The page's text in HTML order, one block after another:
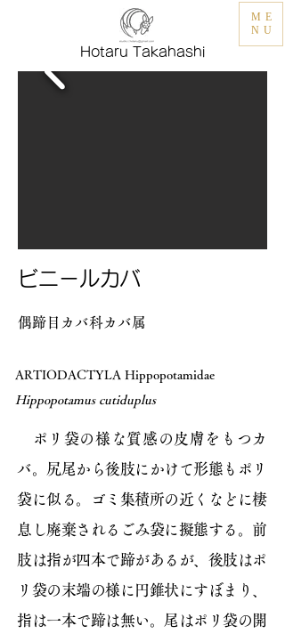
Hotaru Takahashi
ME
NU
ビニールカバ
偶蹄目カバ科カバ属
ARTIODACTYLA Hippopotamidae
Hippopotamus cutiduplus
ポリ袋の様な質感の皮膚をもつカ
バ。尻尾から後肢にかけて形態もポリ
袋に似る。ゴミ集積所の近くなどに棲
息し廃棄されるごみ袋に擬態する。前
肢は指が四本で蹄があるが、後肢はポ
リ袋の末端の様に円錐状にすぼまり、
指は一本で蹄は無い。尾はポリ袋の開